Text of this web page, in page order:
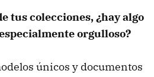
tus colecciones, ¿hay algo
orgulloso?
únicos y documentos